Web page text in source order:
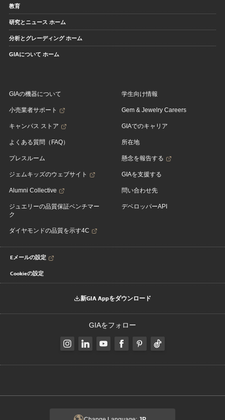
教育
研究とニュース ホーム
分析とグレーディング ホーム
GIAについて ホーム
GIAの機器について
小売業者サポート
キャンパス ストア
よくある質問（FAQ）
プレスルーム
ジェムキッズのウェブサイト
Alumni Collective
ジュエリーの品質保証ベンチマー
ク
ダイヤモンドの品質を示す4C
学生向け情報
Gem & Jewelry Careers
GIAでのキャリア
所在地
懸念を報告する
GIAを支援する
問い合わせ先
デベロッパーAPI
Eメールの設定
Cookieの設定
新GIA Appをダウンロード
GIAをフォロー